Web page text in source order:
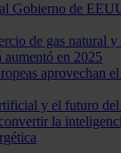
Gobierno de
de gas natural
en 2025
aprovechan
y el futuro del
la